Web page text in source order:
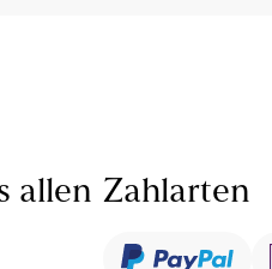
allen Zahlarten